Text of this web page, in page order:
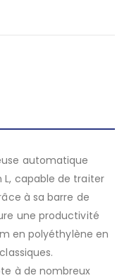
automatique
L, capable de traiter
à sa barre de
une productivité
en polyéthylène en
à de nombreux